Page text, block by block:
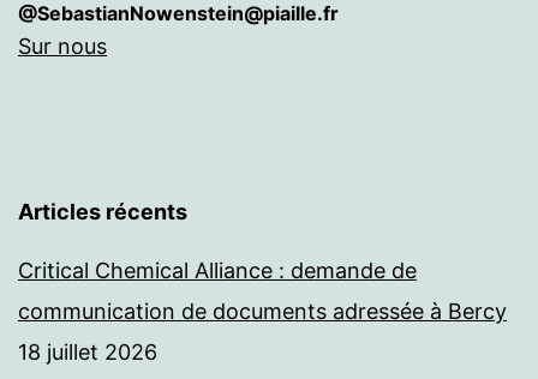
@SebastianNowenstein@piaille.fr
Sur nous
Articles récents
Critical Chemical Alliance : demande de
communication de documents adressée à Bercy
18 juillet 2026